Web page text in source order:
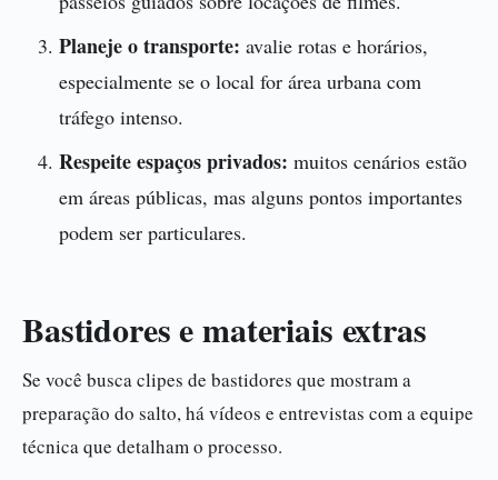
Planeje o transporte: avalie rotas e horários,
especialmente se o local for área urbana com
tráfego intenso.
Respeite espaços privados: muitos cenários estão
em áreas públicas, mas alguns pontos importantes
podem ser particulares.
Bastidores e materiais extras
Se você busca clipes de bastidores que mostram a
preparação do salto, há vídeos e entrevistas com a equipe
técnica que detalham o processo.